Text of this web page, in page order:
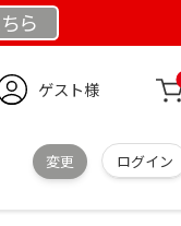
ら
ゲスト様
変更 ログイン